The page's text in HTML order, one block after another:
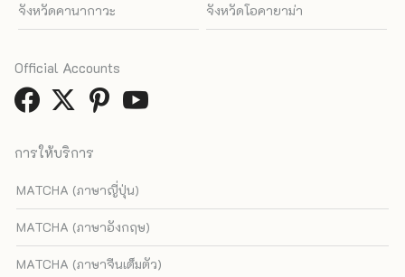
จังหวัดคานากาวะ จังหวัดโอคายาม่า
การให้บริการ
MATCHA (ภาษาญี่ปุ่น)
MATCHA (ภาษาอังกฤษ)
MATCHA (ภาษาจีนเต็มตัว)
Official Accounts